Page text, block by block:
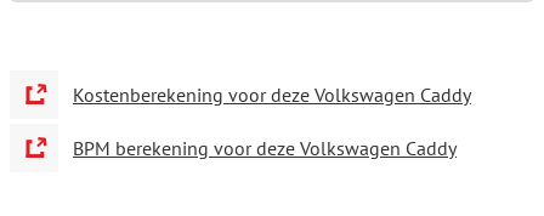
Kostenberekening voor deze Volkswagen Caddy
BPM berekening voor deze Volkswagen Caddy